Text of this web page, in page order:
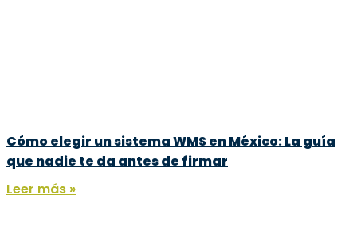
Cómo elegir un sistema WMS en México: La guía
que nadie te da antes de firmar
Leer más »